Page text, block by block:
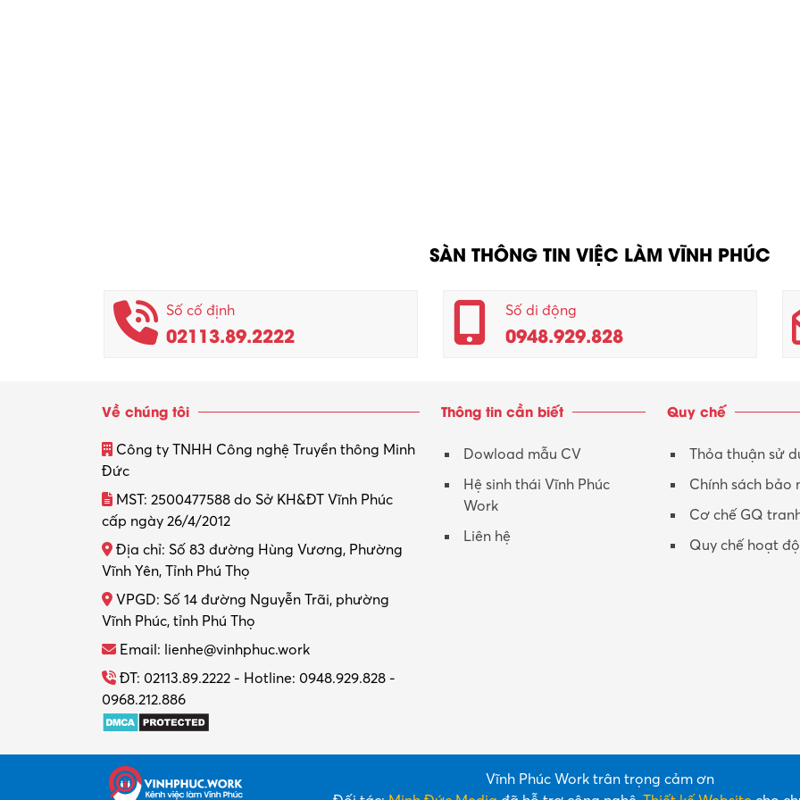
SÀN THÔNG TIN VIỆC LÀM VĨNH PHÚC
Số cố định
02113.89.2222
Số di động
0948.929.828
Về chúng tôi
Công ty TNHH Công nghệ Truyền thông Minh
Đức
MST: 2500477588 do Sở KH&ĐT Vĩnh Phúc
cấp ngày 26/4/2012
Địa chỉ: Số 83 đường Hùng Vương, Phường
Vĩnh Yên, Tỉnh Phú Thọ
VPGD: Số 14 đường Nguyễn Trãi, phường
Vĩnh Phúc, tỉnh Phú Thọ
Email: lienhe@vinhphuc.work
ĐT: 02113.89.2222 - Hotline: 0948.929.828 -
0968.212.886
Thông tin cần biết
Dowload mẫu CV
Hệ sinh thái Vĩnh Phúc
Work
Liên hệ
Quy chế
Thỏa thuận sử
Chính sách bảo
Cơ chế GQ
Quy chế hoạt
Vĩnh Phúc Work trân trọng cảm ơn